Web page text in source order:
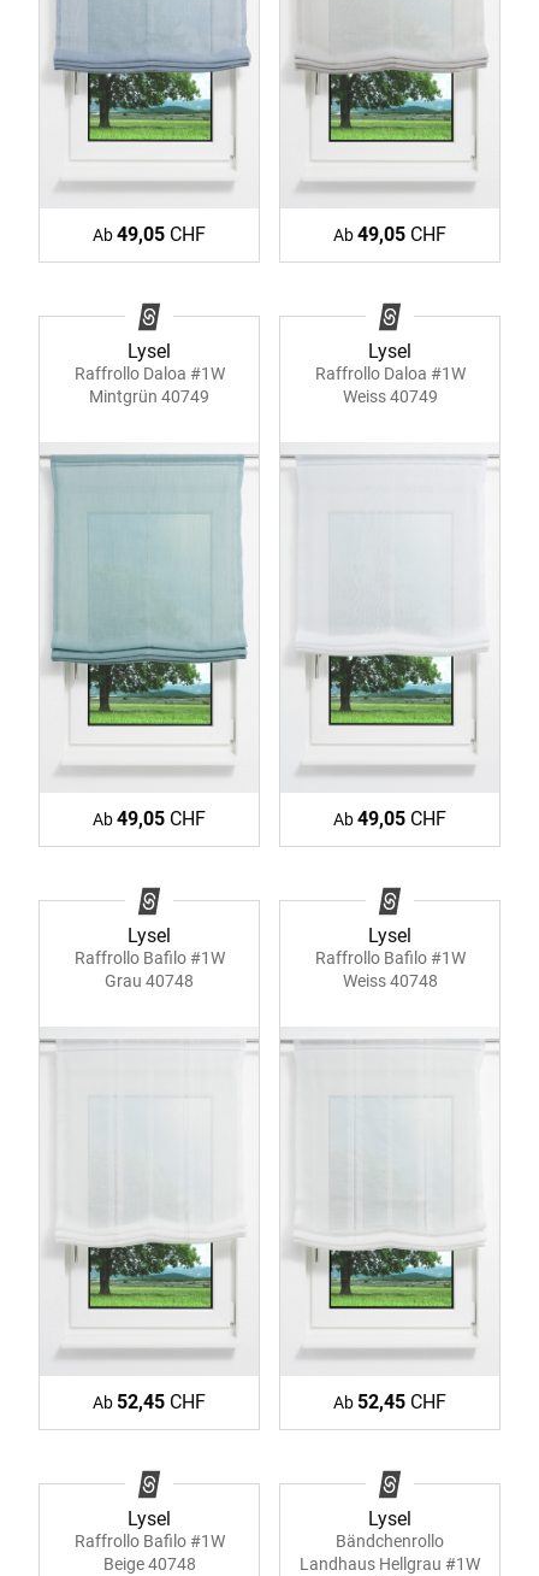
Ab49,05 CHF Ab49,05 CHF
Lysel
Raffrollo Daloa #1W
Mintgrün 40749
Ab49,05 CHF
Lysel
Raffrollo Daloa #1W
Weiss 40749
Ab49,05 CHF
Lysel
Raffrollo Bafilo #1W
Grau 40748
Ab 52,45 CHF
Lysel
Raffrollo Bafilo #1W
Weiss 40748
Ab 52,45 CHF
Lysel
Raffrollo Bafilo #1W
Beige 40748
Lysel
Bändchenrollo
Landhaus Hellgrau #1W